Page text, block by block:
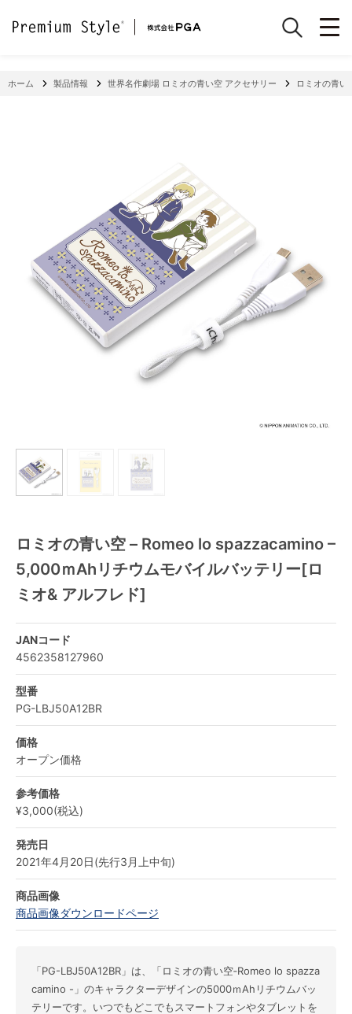
ホーム 製品情報 世界名作劇場 ロミオの青い空 アクセサリー ロミオの青
ロミオの青い空 – Romeo lo spazzacamino –
5,000ｍAhリチウムモバイルバッテリー[ロ
ミオ& アルフレド]
JANコード
4562358127960
型番
PG-LBJ50A12BR
価格
オープン価格
参考価格
¥3,000(税込)
発売日
2021年4月20日(先行3月上中旬)
商品画像
商品画像ダウンロードページ
「PG-LBJ50A12BR」は、「ロミオの青い空‐Romeo lo spazza
camino -」のキャラクターデザインの5000ｍAhリチウムバッ
テリーです。いつでもどこでもスマートフォンやタブレットを